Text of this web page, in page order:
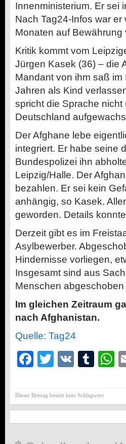
Innenministerium. Er sei
Nach Tag24-Infos war
Monaten auf Bewährung
Kritik kommt vom
Jürgen Kasek (36) – die
Mandant von ihm saß im
Jahren als Kind
spricht die Sprache
Deutschland
Der Afghane lebe
integriert. Er habe seine
Bundespolizei ihn
Leipzig/Halle. Der
bezahlen. Er sei kein
anhängig, so Kasek.
geworden. Details
Derzeit gibt es im
Asylbewerber.
Hindernisse vorliegen,
Insgesamt sind aus
Menschen abgeschoben
Im gleichen Zeitraum
nach Afghanistan.
Quelle: Tag24
Facebook
Twitter
VK
Dieser Beitrag besitzt kein Schlagwort